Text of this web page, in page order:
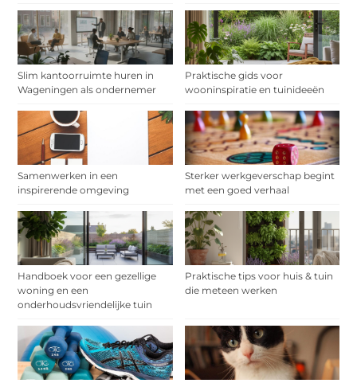
Slim kantoorruimte huren in
Wageningen als ondernemer
Praktische gids voor
wooninspiratie en tuinideeën
Samenwerken in een
inspirerende omgeving
Sterker werkgeverschap begint
met een goed verhaal
Handboek voor een gezellige
woning en een
onderhoudsvriendelijke tuin
Praktische tips voor huis & tuin
die meteen werken